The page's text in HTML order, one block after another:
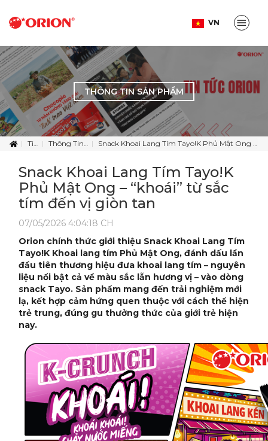
VN
THÔNG TIN SẢN PHẨM
Tin Tức Thông Tin Sản Phẩm Snack Khoai Lang Tím Tayo!K Phủ Mật Ong – “khoái” từ sắc tím đến vị giòn tan
Snack Khoai Lang Tím Tayo!K
Phủ Mật Ong – “khoái” từ sắc
tím đến vị giòn tan
07/05/2026 4:04:18 CH
Orion chính thức giới thiệu Snack Khoai Lang Tím
Tayo!K Khoai lang tím Phủ Mật Ong, đánh dấu lần
đầu tiên thương hiệu đưa khoai lang tím – nguyên
liệu nổi bật cả về màu sắc lẫn hương vị – vào dòng
snack Tayo. Sản phẩm mang đến trải nghiệm mới
lạ, kết hợp cảm hứng quen thuộc với cách thể hiện
trẻ trung, đúng gu thưởng thức của giới trẻ hiện
nay.